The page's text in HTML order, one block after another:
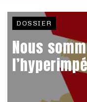
DOSSIER
Nous